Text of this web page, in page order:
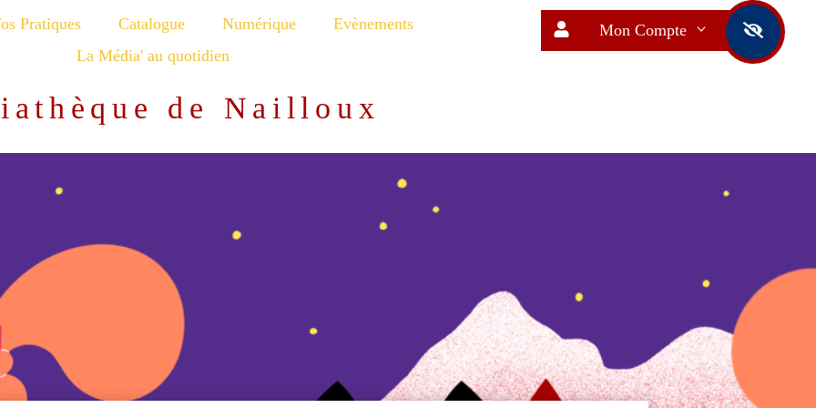
Pratiques Catalogue Numérique
Evènements
La Média' au quotidien
de Nailloux
Mon Compte